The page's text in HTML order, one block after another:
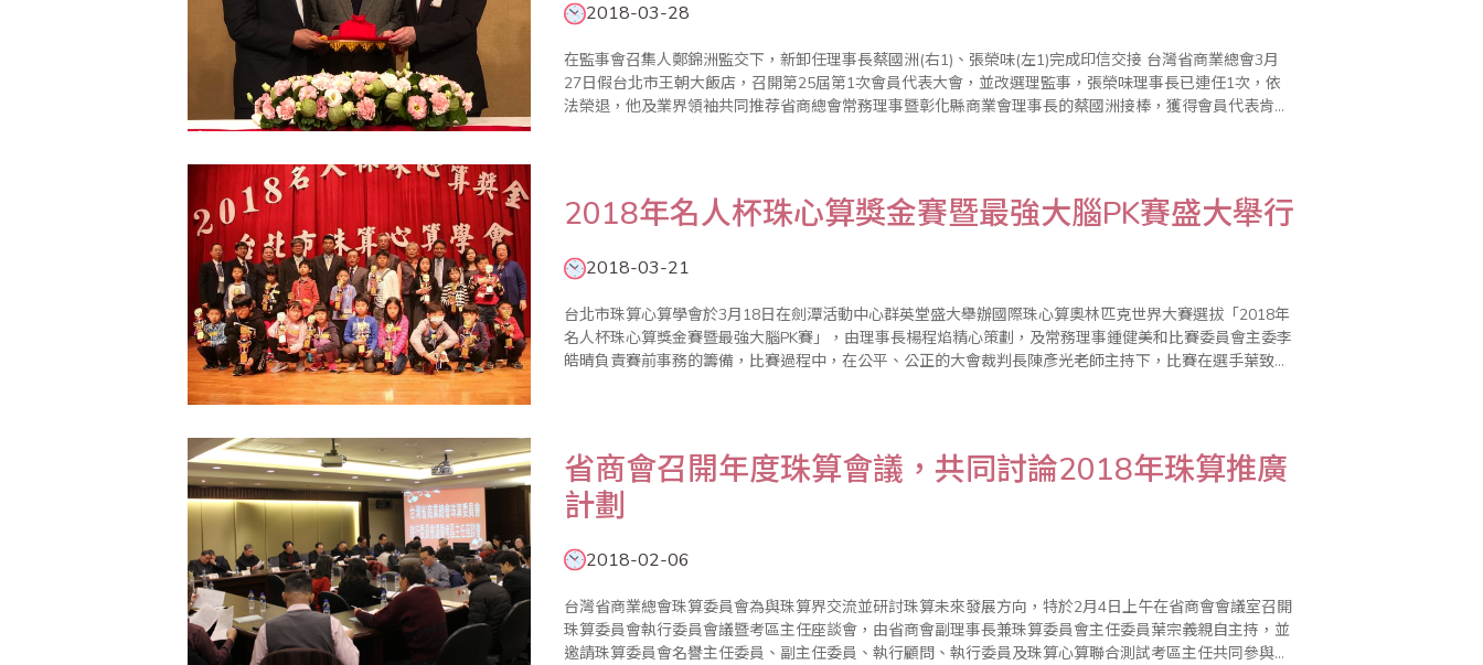
2018-03-28
在監事會召集人鄭錦洲監交下，新卸任理事長蔡國洲(右1)、張榮味(左1)完成印信交接 台灣省商業總會3月
27日假台北市王朝大飯店，召開第25屆第1次會員代表大會，並改選理監事，張榮味理事長已連任1次，依
法榮退，他及業界領袖共同推荐省商總會常務理事暨彰化縣商業會理事長的蔡國洲接棒，獲得會員代表肯
2018年名人杯珠心算獎金賽暨最強大腦PK賽盛大舉行
2018-03-21
台北市珠算心算學會於3月18日在劍潭活動中心群英堂盛大舉辦國際珠心算奧林匹克世界大賽選拔「2018年
名人杯珠心算獎金賽暨最強大腦PK賽」，由理事長楊程焰精心策劃，及常務理事鍾健美和比賽委員會主委李
皓晴負責賽前事務的籌備，比賽過程中，在公平、公正的大會裁判長陳彥光老師主持下，比賽在選手葉致辰
​省商會召開年度珠算會議，共同討論2018年珠算推廣
計劃
2018-02-06
台灣省商業總會珠算委員會為與珠算界交流並研討珠算未來發展方向，特於2月4日上午在省商會會議室召開
珠算委員會執行委員會議暨考區主任座談會，由省商會副理事長兼珠算委員會主任委員葉宗義親自主持，並
邀請珠算委員會名譽主任委員、副主任委員、執行顧問、執行委員及珠算心算聯合測試考區主任共同參與。